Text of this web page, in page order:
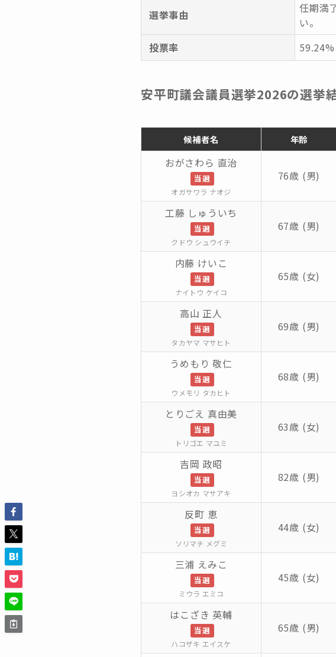
選挙事由
任期満
い。
投票率
59.24%
安平町議会議員選挙2026の選挙
候補者名 年齢
おがさわら 直治
当選
オガサワラ ナオジ
76歳 (男)
工藤 しゅういち
当選
クドウ シュウイチ
67歳 (男)
内藤 けいこ
当選
ナイトウ ケイコ
65歳 (女)
高山 正人
当選
タカヤマ マサヒト
69歳 (男)
うめもり 敬仁
当選
ウメモリ タカヒト
68歳 (男)
とりごえ 真由美
当選
トリゴエ マユミ
63歳 (女)
吉岡 政昭
当選
ヨシオカ マサアキ
82歳 (男)
反町 恵
当選
ソリマチ メグミ
44歳 (女)
三浦 えみこ
当選
ミウラ エミコ
45歳 (女)
はこざき 英輔
当選
ハコザキ エイスケ
65歳 (男)